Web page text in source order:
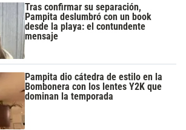
Tras confirmar su separación,
Pampita deslumbró con un book
desde la playa: el contundente
mensaje
Pampita dio cátedra de estilo en la
Bombonera con los lentes Y2K que
dominan la temporada